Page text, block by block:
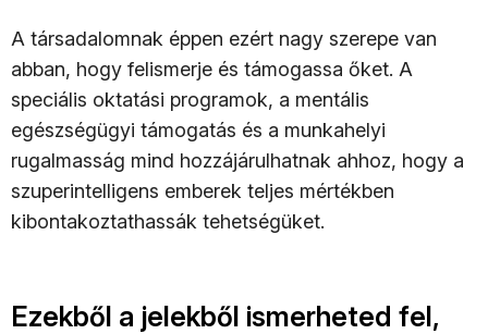
A társadalomnak éppen ezért nagy szerepe van
abban, hogy felismerje és támogassa őket. A
speciális oktatási programok, a mentális
egészségügyi támogatás és a munkahelyi
rugalmasság mind hozzájárulhatnak ahhoz, hogy a
szuperintelligens emberek teljes mértékben
kibontakoztathassák tehetségüket.
Ezekből a jelekből ismerheted fel,